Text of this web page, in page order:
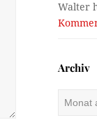
Walter
Archiv